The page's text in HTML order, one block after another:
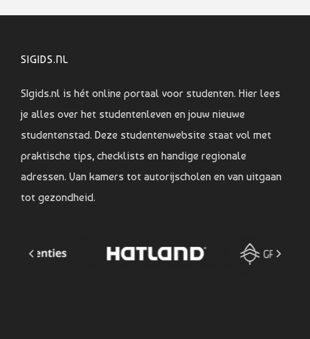
SIGIDS.NL
SIgids.nl is hét online portaal voor studenten. Hier lees
je alles over het studentenleven en jouw nieuwe
studentenstad. Deze studentenwebsite staat vol met
praktische tips, checklists en handige regionale
adressen. Van kamers tot autorijscholen en van uitgaan
tot gezondheid.